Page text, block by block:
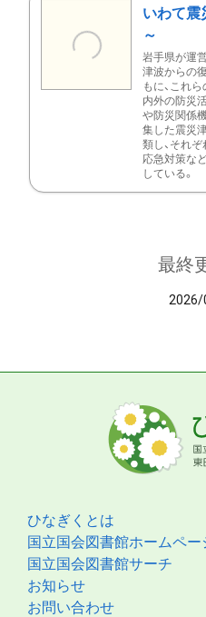
いわて震
～
岩手県が運
津波からの
もに、これ
内外の防災
や防災関係
集した震災
類し、それ
応急対策な
している。
最終
2026/
ひなぎくとは
国立国会図書館ホームペー
国立国会図書館サーチ
お知らせ
お問い合わせ